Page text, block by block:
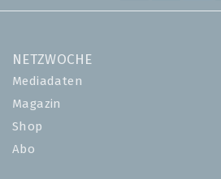
NETZWOCHE
Mediadaten
Magazin
Shop
Abo